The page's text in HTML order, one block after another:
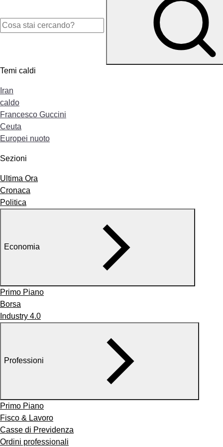
Temi caldi
Iran
caldo
Francesco Guccini
Ceuta
Europei nuoto
Sezioni
Ultima Ora
Cronaca
Politica
Economia
Primo Piano
Borsa
Industry 4.0
Professioni
Primo Piano
Fisco & Lavoro
Casse di Previdenza
Ordini professionali